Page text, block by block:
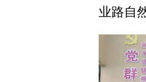
业路自